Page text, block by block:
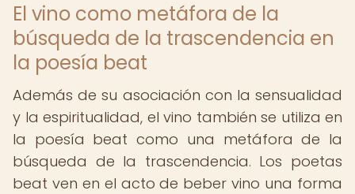
El vino como metáfora de la
búsqueda de la trascendencia en
la poesía beat
Además de su asociación con la sensualidad
y la espiritualidad, el vino también se utiliza en
la poesía beat como una metáfora de la
búsqueda de la trascendencia. Los poetas
beat ven en el acto de beber vino una forma